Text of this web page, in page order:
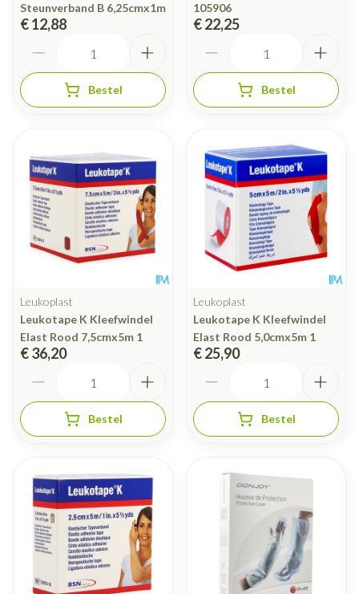
Steunverband B 6,25cmx1m
€ 12,88
Bestel
105906
€ 22,25
Bestel
Leukoplast
Leukotape K Kleefwindel
Elast Rood 7,5cmx5m 1
€ 36,20
Bestel
Leukoplast
Leukotape K Kleefwindel
Elast Rood 5,0cmx5m 1
€ 25,90
Bestel